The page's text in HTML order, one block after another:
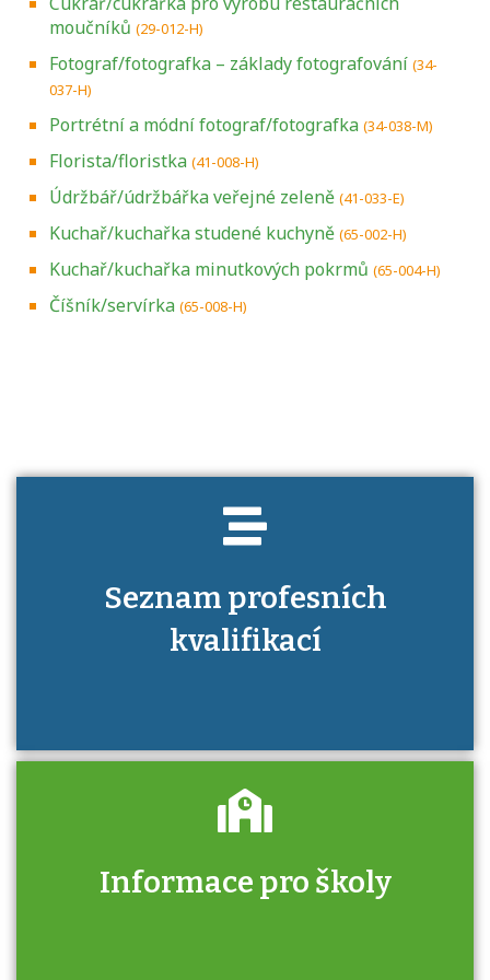
moučníků (29-012-H)
Fotograf/fotografka – základy fotografování (34-
037-H)
Portrétní a módní fotograf/fotografka (34-038-M)
Florista/floristka (41-008-H)
Údržbář/údržbářka veřejné zeleně (41-033-E)
Kuchař/kuchařka studené kuchyně (65-002-H)
Kuchař/kuchařka minutkových pokrmů (65-004-H)
Číšník/servírka (65-008-H)
Seznam profesních
kvalifikací
Projděte si seznam profesních kvalifikací.
Informace pro školy
Zjistěte, jak se přihlásit ke zkoušce a kde